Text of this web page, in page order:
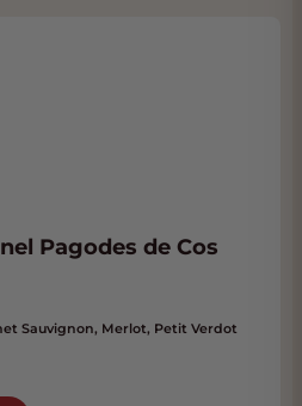
Pagodes de Cos
Sauvignon, Merlot, Petit Verdot